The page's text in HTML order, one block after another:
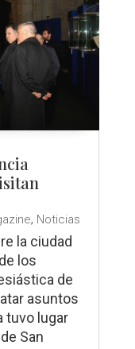
, Noticias
la ciudad
los
de
asuntos
tuvo lugar
San